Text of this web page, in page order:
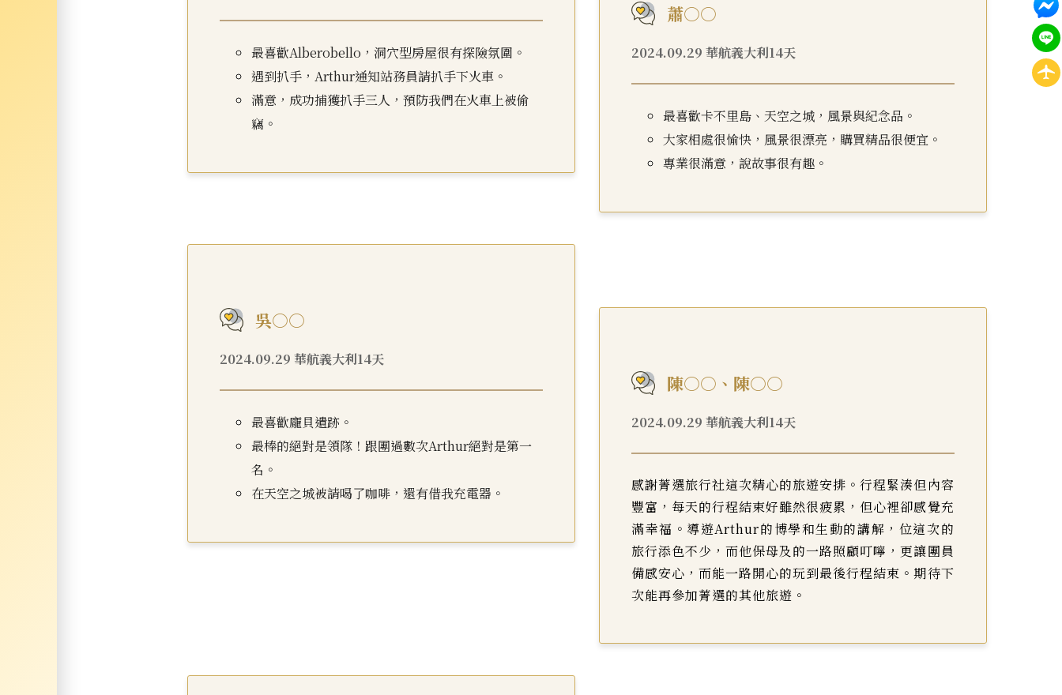
最喜歡Alberobello，洞穴型房屋很有探險氛圍。
遇到扒手，Arthur通知站務員請扒手下火車。
滿意，成功捕獲扒手三人，預防我們在火車上被偷
竊。
蕭○○
2024.09.29 華航義大利14天
最喜歡卡不里島、天空之城，風景與紀念品。
大家相處很愉快，風景很漂亮，購買精品很便宜。
專業很滿意，說故事很有趣。
吳○○
2024.09.29 華航義大利14天
最喜歡龐貝遺跡。
最棒的絕對是領隊！跟團過數次Arthur絕對是第一
名。
在天空之城被請喝了咖啡，還有借我充電器。
陳○○、陳○○
2024.09.29 華航義大利14天
感謝菁選旅行社這次精心的旅遊安排。行程緊湊但內容
豐富，每天的行程結束好雖然很疲累，但心裡卻感覺充
滿幸福。導遊Arthur的博學和生動的講解，位這次的
旅行添色不少，而他保母及的一路照顧叮嚀，更讓團員
備感安心，而能一路開心的玩到最後行程結束。期待下
次能再參加菁選的其他旅遊。